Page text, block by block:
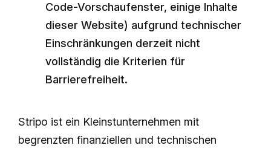
Code-Vorschaufenster, einige Inhalte
dieser Website) aufgrund technischer
Einschränkungen derzeit nicht
vollständig die Kriterien für
Barrierefreiheit.
Stripo ist ein Kleinstunternehmen mit
begrenzten finanziellen und technischen